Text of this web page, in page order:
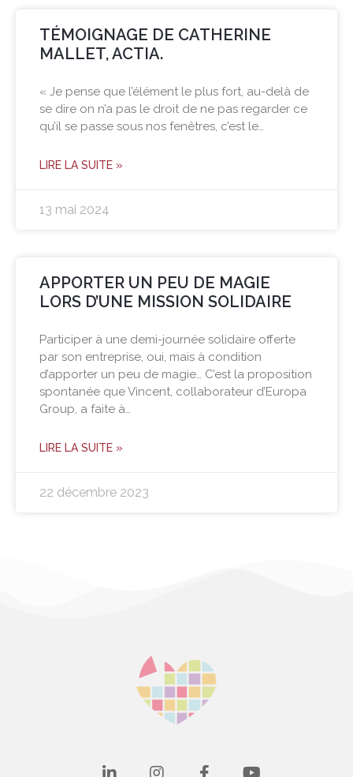
TÉMOIGNAGE DE CATHERINE
MALLET, ACTIA.
« Je pense que l’élément le plus fort, au-delà de
se dire on n’a pas le droit de ne pas regarder ce
qu’il se passe sous nos fenêtres, c’est le…
LIRE LA SUITE »
13 mai 2024
APPORTER UN PEU DE MAGIE
LORS D’UNE MISSION SOLIDAIRE
Participer à une demi-journée solidaire offerte
par son entreprise, oui, mais à condition
d’apporter un peu de magie… C’est la proposition
spontanée que Vincent, collaborateur d’Europa
Group, a faite à…
LIRE LA SUITE »
22 décembre 2023